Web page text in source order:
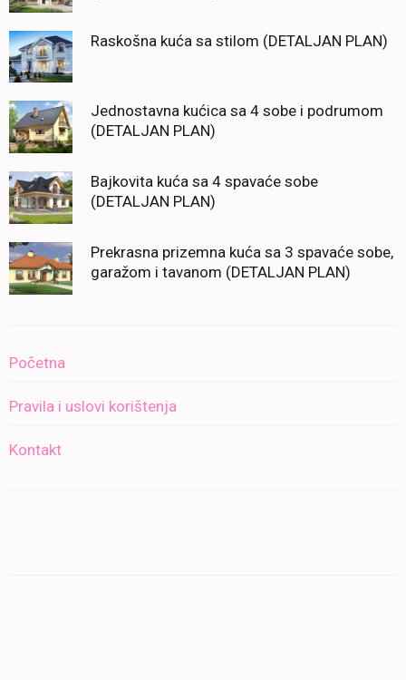
Raskošna kuća sa stilom (DETALJAN PLAN)
Jednostavna kućica sa 4 sobe i podrumom
(DETALJAN PLAN)
Bajkovita kuća sa 4 spavaće sobe
(DETALJAN PLAN)
Prekrasna prizemna kuća sa 3 spavaće sobe,
garažom i tavanom (DETALJAN PLAN)
Početna
Pravila i uslovi korištenja
Kontakt